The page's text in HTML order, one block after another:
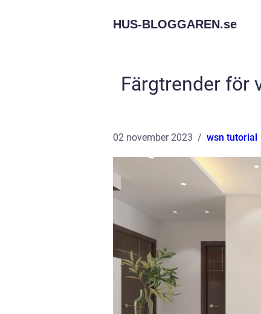
HUS-BLOGGAREN.se
Färgtrender för
02 november 2023 wsn tutorial